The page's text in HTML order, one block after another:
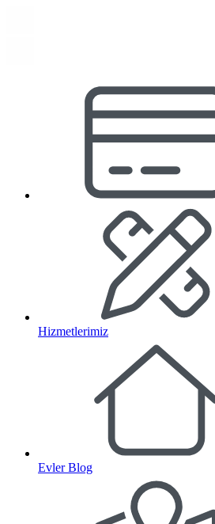
Hizmetlerimiz
Evler Blog